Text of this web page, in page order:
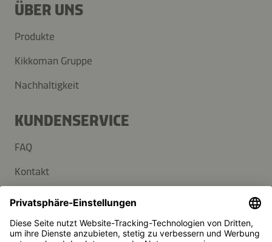
ÜBER UNS
Produkte
Kikkoman Gruppe
Nachhaltigkeit
KUNDENSERVICE
FAQ
Kontakt
Newsletter
Presse